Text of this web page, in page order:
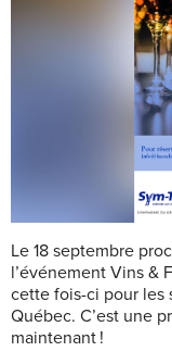
Le 18 septembre
l’événement Vins &
cette fois-ci pour les
Québec. C’est une
maintenant !